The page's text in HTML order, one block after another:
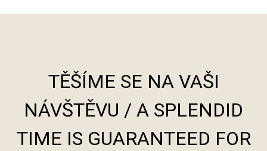
TĚŠÍME SE NA VAŠI
NÁVŠTĚVU / A SPLENDID
TIME IS GUARANTEED FOR